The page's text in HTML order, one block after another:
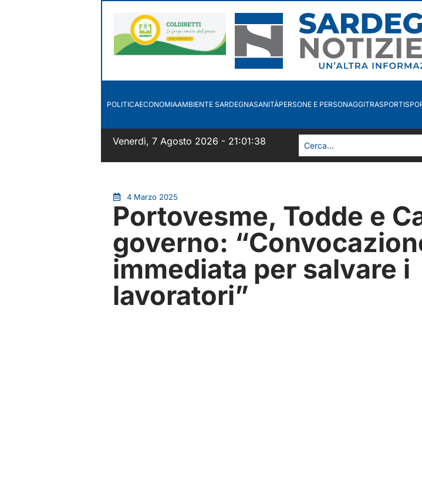
POLITICAECONOMIAAMBIENTE SARDEGNASANITÀPERSONE E PERSONAGGITRASPORTI
Venerdì, 7 Agosto 2026 - 21:01:38
4 Marzo 2025
Portovesme, Todde e
governo:
immediata per salvare i
lavoratori”